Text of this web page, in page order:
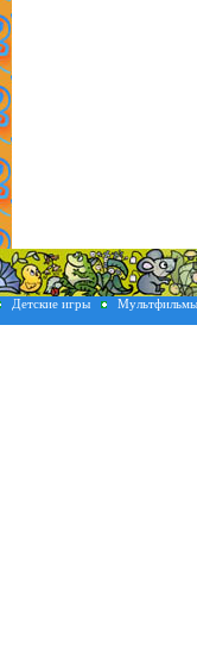
Детские игры Мультфильмы